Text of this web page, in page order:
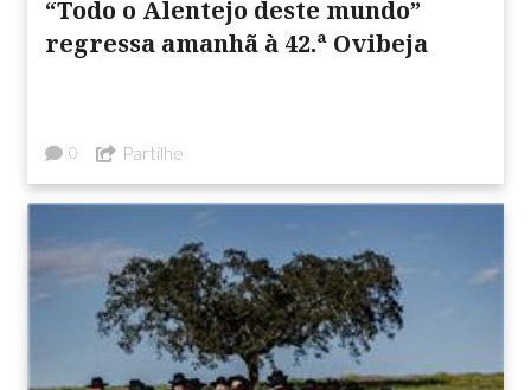
“Todo o Alentejo deste mundo”
regressa amanhã à 42.ª Ovibeja
0 Partilhe